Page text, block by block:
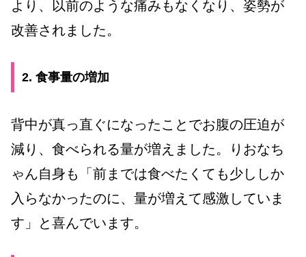
より、以前のような痛みもなくなり、姿勢が
改善されました。
2. 食事量の増加
背中が真っ直ぐになったことでお腹の圧迫が
減り、食べられる量が増えました。りおなち
ゃん自身も「前までは食べたくても少ししか
入らなかったのに、量が増えて感激していま
す」と喜んでいます。